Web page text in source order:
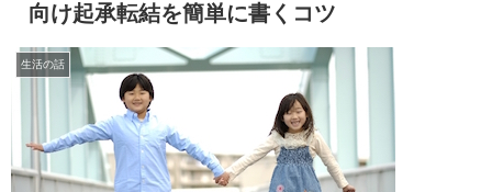
向け起承転結を簡単に書くコツ
生活の話